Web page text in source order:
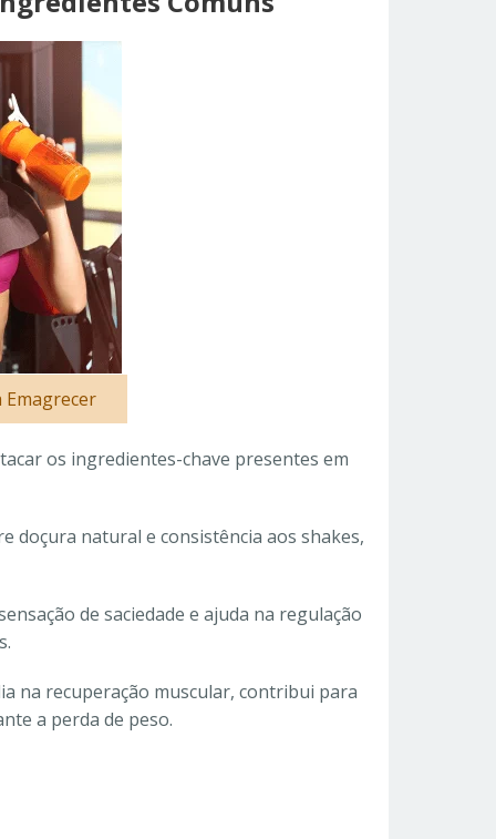
Emagrecer
os ingredientes-chave presentes em
doçura natural e consistência aos shakes,
de saciedade e ajuda na regulação
na recuperação muscular, contribui para
a perda de peso.